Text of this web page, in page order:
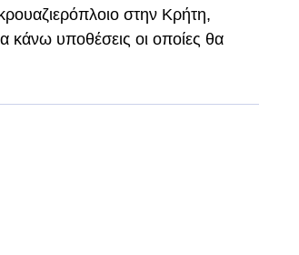
στην Κρήτη,
κάνω υποθέσεις οι οποίες θα